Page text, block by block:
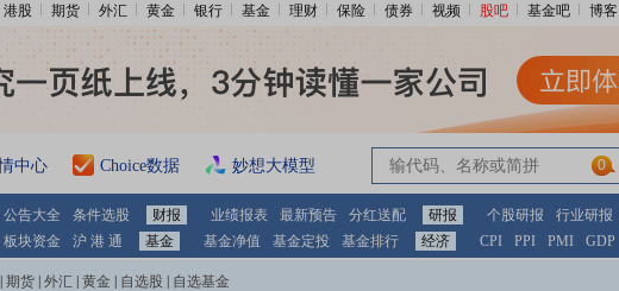
港股 期货 外汇 黄金 银行 基金 理财 保险 债券 视频 股吧 基金吧 博客
中心 Choice数据 妙想大模型 0
0
公告大全 条件选股 财报 业绩报表 最新预告 分红送配 研报 个股研报 行业研报
板块资金 沪 港 通 基金 基金净值 基金定投 基金排行 经济 CPI PPI PMI GDP
期货 外汇 黄金 自选股 自选基金